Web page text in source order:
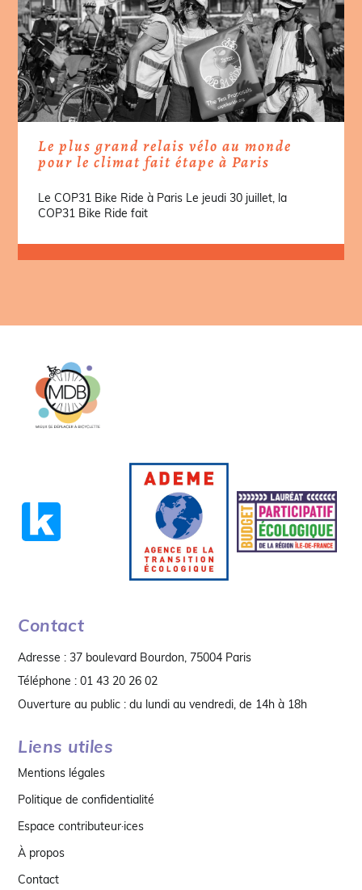
Le plus grand relais vélo au monde
pour le climat fait étape à Paris
Le COP31 Bike Ride à Paris Le jeudi 30 juillet, la
COP31 Bike Ride fait
Contact
Adresse : 37 boulevard Bourdon, 75004 Paris
Téléphone : 01 43 20 26 02
Ouverture au public : du lundi au vendredi, de 14h à 18h
Liens utiles
Mentions légales
Politique de confidentialité
Espace contributeur·ices
À propos
Contact